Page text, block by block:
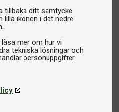
tillbaka ditt samtycke
lilla ikonen i det nedre
mer om hur vi
tekniska lösningar och